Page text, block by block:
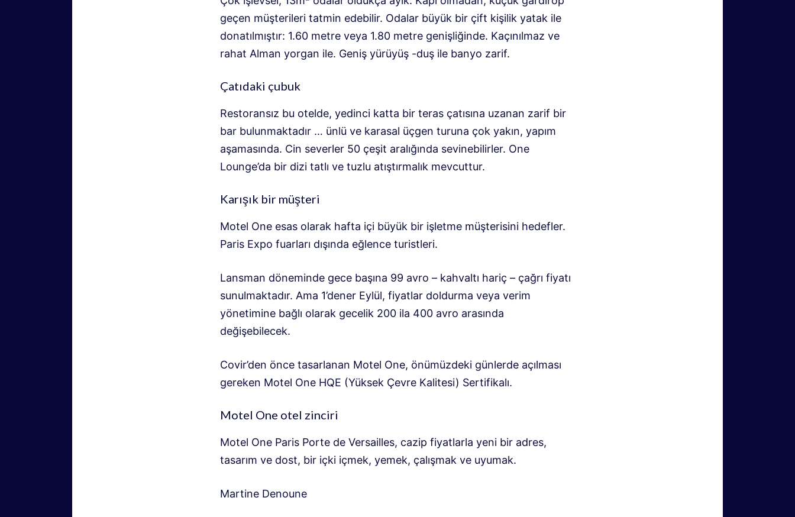
geçen müşterileri tatmin edebilir. Odalar büyük bir çift kişilik yatak ile
donatılmıştır: 1.60 metre veya 1.80 metre genişliğinde. Kaçınılmaz ve
rahat Alman yorgan ile. Geniş yürüyüş -duş ile banyo zarif.
Çatıdaki çubuk
Restoransız bu otelde, yedinci katta bir teras çatısına uzanan zarif bir
bar bulunmaktadır … ünlü ve karasal üçgen turuna çok yakın, yapım
aşamasında. Cin severler 50 çeşit aralığında sevinebilirler. One
Lounge’da bir dizi tatlı ve tuzlu atıştırmalık mevcuttur.
Karışık bir müşteri
Motel One esas olarak hafta içi büyük bir işletme müşterisini hedefler.
Paris Expo fuarları dışında eğlence turistleri.
Lansman döneminde gece başına 99 avro – kahvaltı hariç – çağrı fiyatı
sunulmaktadır. Ama 1’dener Eylül, fiyatlar doldurma veya verim
yönetimine bağlı olarak gecelik 200 ila 400 avro arasında
değişebilecek.
Covir’den önce tasarlanan Motel One, önümüzdeki günlerde açılması
gereken Motel One HQE (Yüksek Çevre Kalitesi) Sertifikalı.
Motel One otel zinciri
Motel One Paris Porte de Versailles, cazip fiyatlarla yeni bir adres,
tasarım ve dost, bir içki içmek, yemek, çalışmak ve uyumak.
Martine Denoune